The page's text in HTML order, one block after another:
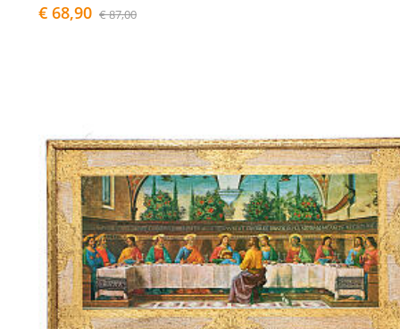
€ 68,90 € 87,00